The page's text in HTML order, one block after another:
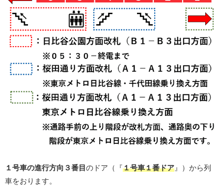
１号車の進行方向３番目 のドア（『１号車１番ドア』）から列
車をおります。